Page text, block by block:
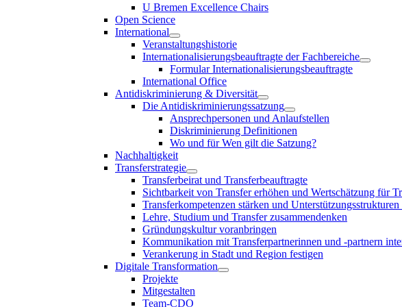
U Bremen Excellence Chairs
Open Science
International
Veranstaltungshistorie
Internationalisierungsbeauftragte der Fachbereiche
Formular Internationalisierungsbeauftragte
International Office
Antidiskriminierung & Diversität
Die Antidiskriminierungssatzung
Ansprechpersonen und Anlaufstellen
Diskriminierung Definitionen
Wo und für Wen gilt die Satzung?
Nachhaltigkeit
Transferstrategie
Transferbeirat und Transferbeauftragte
Sichtbarkeit von Transfer erhöhen und Wertschätzung für
Transferkompetenzen stärken und Unterstützungsstrukturen
Lehre, Studium und Transfer zusammendenken
Gründungskultur voranbringen
Kommunikation mit Transferpartnerinnen und -partnern
Verankerung in Stadt und Region festigen
Digitale Transformation
Projekte
Mitgestalten
Team-CDO